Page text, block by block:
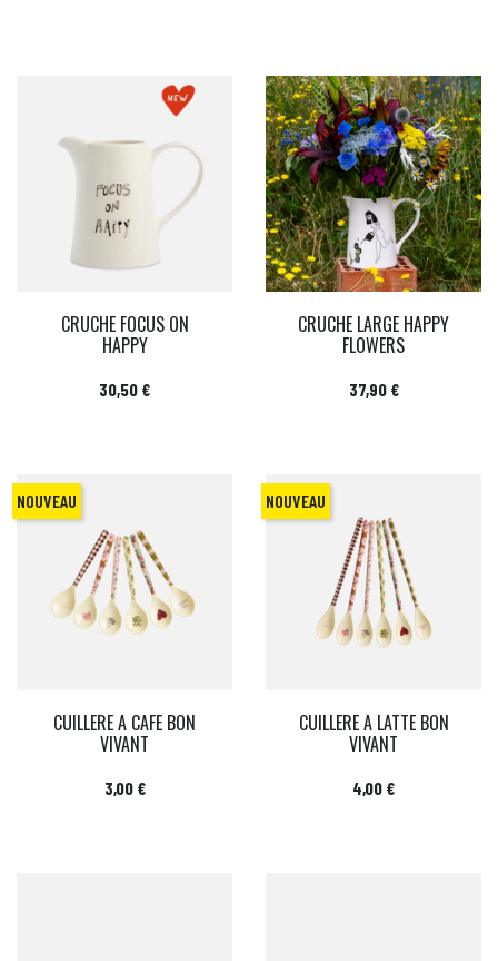
CRUCHE FOCUS ON
HAPPY
Prix
30,50 €
CRUCHE LARGE HAPPY
FLOWERS
Prix
37,90 €
CUILLERE A CAFE BON
VIVANT
Prix
3,00 €
NOUVEAU
CUILLERE A LATTE BON
VIVANT
Prix
4,00 €
NOUVEAU